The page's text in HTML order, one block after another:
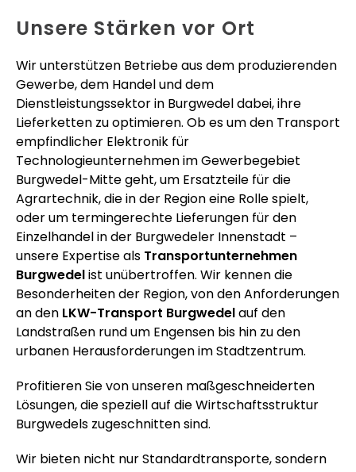
Unsere Stärken vor Ort
Wir unterstützen Betriebe aus dem produzierenden
Gewerbe, dem Handel und dem
Dienstleistungssektor in Burgwedel dabei, ihre
Lieferketten zu optimieren. Ob es um den Transport
empfindlicher Elektronik für
Technologieunternehmen im Gewerbegebiet
Burgwedel-Mitte geht, um Ersatzteile für die
Agrartechnik, die in der Region eine Rolle spielt,
oder um termingerechte Lieferungen für den
Einzelhandel in der Burgwedeler Innenstadt –
unsere Expertise als Transportunternehmen
Burgwedelist unübertroffen. Wir kennen die
Besonderheiten der Region, von den Anforderungen
an den LKW-Transport Burgwedelauf den
Landstraßen rund um Engensen bis hin zu den
urbanen Herausforderungen im Stadtzentrum.
Profitieren Sie von unseren maßgeschneiderten
Lösungen, die speziell auf die Wirtschaftsstruktur
Burgwedels zugeschnitten sind.
Wir bieten nicht nur Standardtransporte, sondern